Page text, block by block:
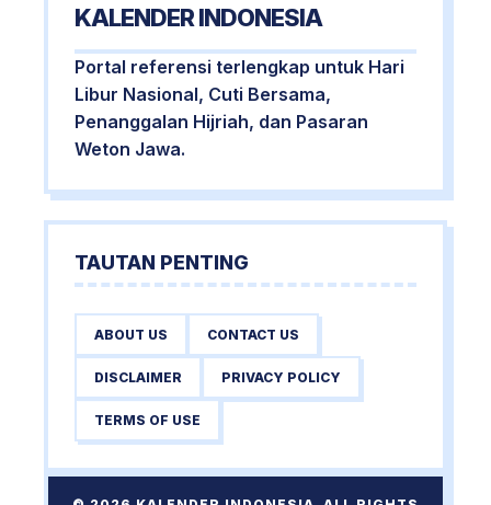
KALENDER INDONESIA
Portal referensi terlengkap untuk Hari
Libur Nasional, Cuti Bersama,
Penanggalan Hijriah, dan Pasaran
Weton Jawa.
TAUTAN PENTING
ABOUT US CONTACT US
DISCLAIMER PRIVACY POLICY
TERMS OF USE